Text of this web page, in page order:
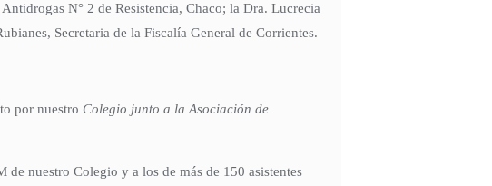
N° 2 de Resistencia, Chaco; la Dra. Lucrecia
Secretaria de la Fiscalía General de Corrientes.
por nuestro Colegio junto a la Asociación de
nuestro Colegio y a los de más de 150 asistentes